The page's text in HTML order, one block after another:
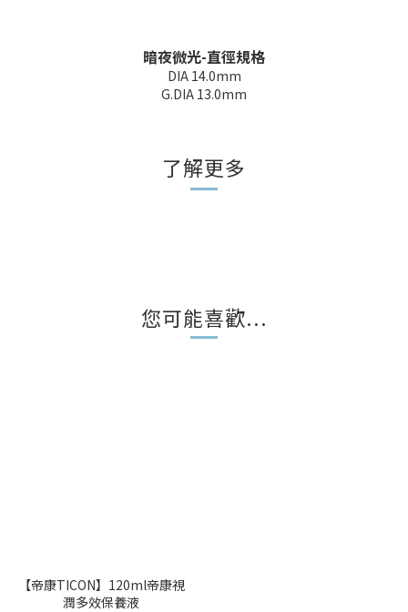
暗夜微光-直徑規格
DIA 14.0mm
G.DIA 13.0mm
了解更多
您可能喜歡...
【帝康TICON】120ml帝康視
潤多效保養液